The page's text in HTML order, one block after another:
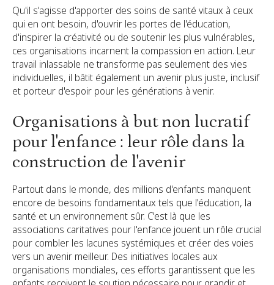
Qu'il s'agisse d'apporter des soins de santé vitaux à ceux
qui en ont besoin, d'ouvrir les portes de l'éducation,
d'inspirer la créativité ou de soutenir les plus vulnérables,
ces organisations incarnent la compassion en action. Leur
travail inlassable ne transforme pas seulement des vies
individuelles, il bâtit également un avenir plus juste, inclusif
et porteur d'espoir pour les générations à venir.
Organisations à but non lucratif
pour l'enfance : leur rôle dans la
construction de l'avenir
Partout dans le monde, des millions d'enfants manquent
encore de besoins fondamentaux tels que l'éducation, la
santé et un environnement sûr. C'est là que les
associations caritatives pour l'enfance jouent un rôle crucial
pour combler les lacunes systémiques et créer des voies
vers un avenir meilleur. Des initiatives locales aux
organisations mondiales, ces efforts garantissent que les